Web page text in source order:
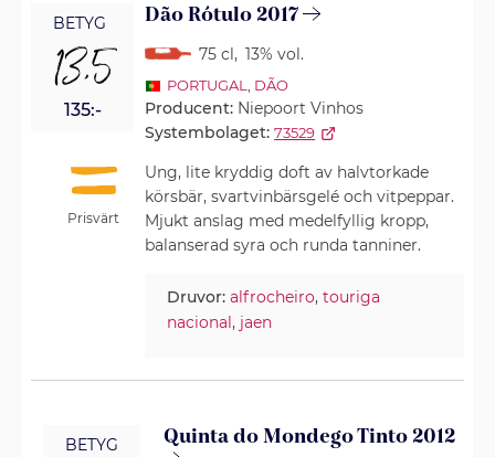
BETYG
13,5
135:-
Prisvärt
Dão Rótulo 2017
75 cl, 13% vol.
PORTUGAL DÃO
Producent: Niepoort Vinhos
Systembolaget: 73529
Ung, lite kryddig doft av halvtorkade
körsbär, svartvinbärsgelé och vitpeppar.
Mjukt anslag med medelfyllig kropp,
balanserad syra och runda tanniner.
Druvor: alfrocheiro,touriga
nacional, jaen
BETYG Quinta do Mondego Tinto 2012